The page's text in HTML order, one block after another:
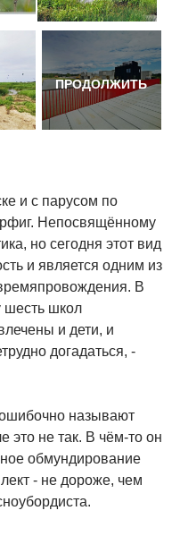
ПРОДОЛЖИТЬ
и с парусом по
Непосвящённому
но сегодня этот вид
и является одним из
В
шесть школ
и дети, и
догадаться, -
называют
это не так. В чём-то он
обмундирование
- не дороже, чем